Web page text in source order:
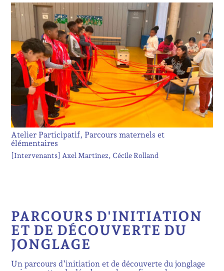
Atelier Participatif, Parcours maternels et
élémentaires
[Intervenants] Axel Martinez Cécile Rolland
PARCOURS D'INITIATION
ET DE DÉCOUVERTE DU
JONGLAGE
Un parcours d’initiation et de découverte du jonglage